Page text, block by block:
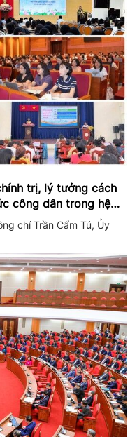
trị, lý tưởng cách
công dân trong hệ
chí Trần Cẩm Tú, Ủy